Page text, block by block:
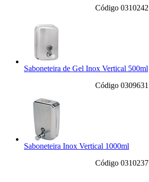
Código 0310242
Saboneteira de Gel Inox Vertical 500ml
Código 0309631
Saboneteira Inox Vertical 1000ml
Código 0310237